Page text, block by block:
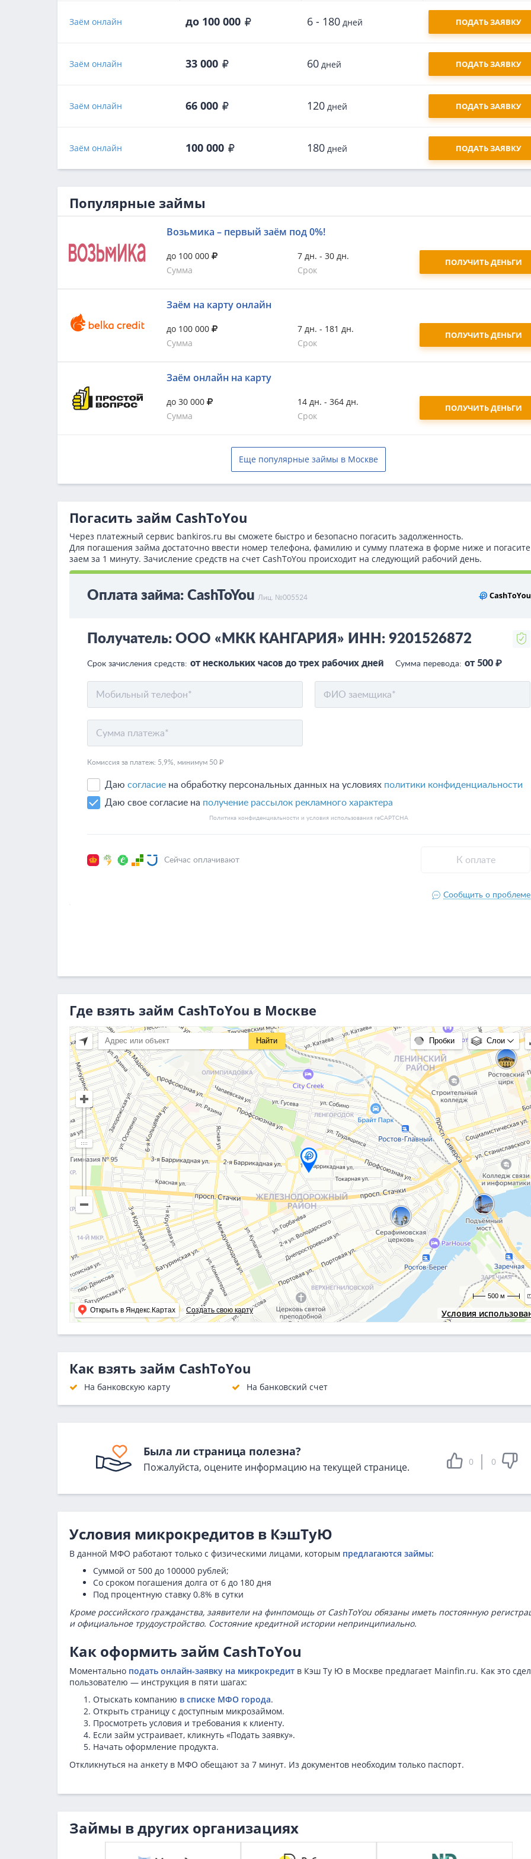
Заём онлайн до 100 000 6 - 180 дней ПОДАТЬ ЗАЯВКУ
Заём онлайн 33 000 60 дней ПОДАТЬ ЗАЯВКУ
Заём онлайн 66 000 120 дней ПОДАТЬ ЗАЯВКУ
Заём онлайн 100 000 180 дней ПОДАТЬ ЗАЯВКУ
Популярные займы
Возьмика – первый заём под 0%!
до 100 000
Сумма
7 дн. - 30 дн.
Срок
ПОЛУЧИТЬ ДЕНЬГИ
Заём на карту онлайн
до 100 000
Сумма
7 дн. - 181 дн.
Срок
ПОЛУЧИТЬ ДЕНЬГИ
Заём онлайн на карту
до 30 000
Сумма
14 дн. - 364 дн.
Срок
ПОЛУЧИТЬ ДЕНЬГИ
Еще популярные займы в Москве
Погасить займ CashToYou
Через платежный сервис bаnkiros.ru вы сможете быстро и безопасно погасить задолженность.
Для погашения займа достаточно ввести номер телефона, фамилию и сумму платежа в форме ниже и погасите
заем за 1 минуту. Зачисление средств на счет CashToYou происходит на следующий рабочий день.
Где взять займ CashToYou в Москве
Условия
Открыть в Яндекс.Картах Создать свою карту
Найти Пробки Слои
500 м
Как взять займ CashToYou
На банковскую карту На банковский счет
Была ли страница полезна?
Пожалуйста, оцените информацию на текущей странице. 0 0
Условия микрокредитов в КэшТуЮ
В данной МФО работают только с физическими лицами, которым предлагаются займы:
Суммой от 500 до 100000 рублей;
Со сроком погашения долга от 6 до 180 дня
Под процентную ставку 0.8% в сутки
Кроме российского гражданства, заявители на финпомощь от CashToYou обязаны иметь постоянную
и официальное трудоустройство. Состояние кредитной истории непринципиально.
Как оформить займ CashToYou
Моментально подать онлайн-заявку на микрокредит в Кэш Ту Ю в Москве предлагает Mainfin.ru. Как это
пользователю — инструкция в пяти шагах:
Отыскать компанию в списке МФО города.
Открыть страницу с доступным микрозаймом.
Просмотреть условия и требования к клиенту.
Если займ устраивает, кликнуть «Подать заявку».
Начать оформление продукта.
Откликнуться на анкету в МФО обещают за 7 минут. Из документов необходим только паспорт.
Займы в других организациях